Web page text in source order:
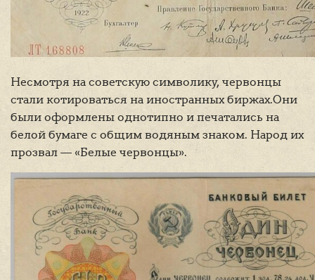
Несмотря на советскую символику, червонцы
стали котироваться на иностранных биржах.Они
были оформлены однотипно и печатались на
белой бумаге с общим водяным знаком. Народ их
прозвал — «Белые червонцы».